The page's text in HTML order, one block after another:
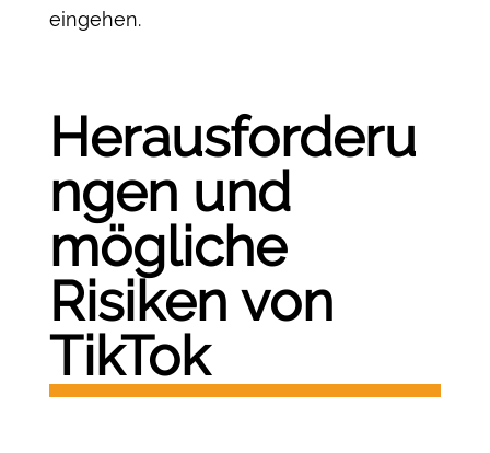
eingehen.
Herausforderu
ngen und
mögliche
Risiken von
TikTok